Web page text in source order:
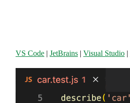
VS Code | JetBrains | Visual Studio |